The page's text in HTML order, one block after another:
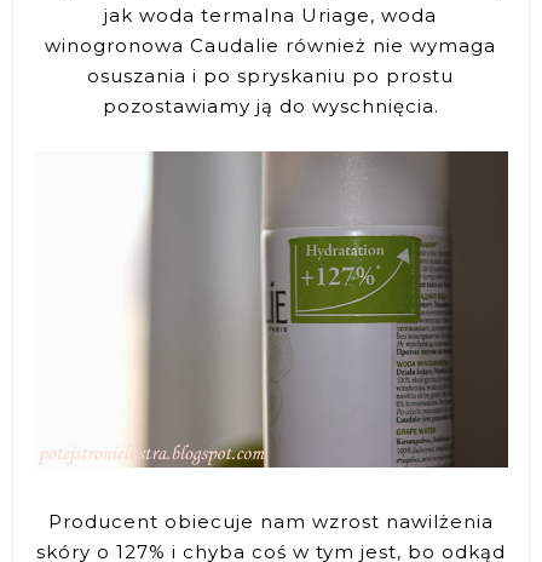
jak woda termalna Uriage, woda
winogronowa Caudalie również nie wymaga
osuszania i po spryskaniu po prostu
pozostawiamy ją do wyschnięcia.
Producent obiecuje nam wzrost nawilżenia
skóry o 127% i chyba coś w tym jest, bo odkąd